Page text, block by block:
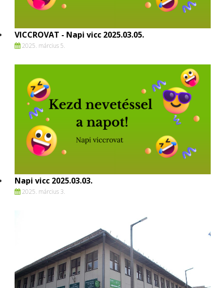
VICCROVAT - Napi vicc 2025.03.05.
2025. március 5.
Napi vicc 2025.03.03.
2025. március 3.